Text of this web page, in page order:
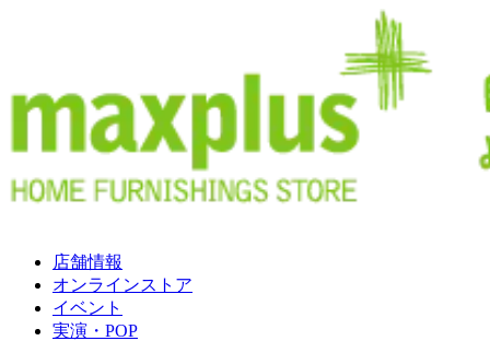
店舗情報
オンラインストア
イベント
実演・POP